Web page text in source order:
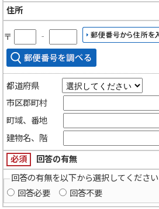
住所
〒 ‐
都道府県
市区郡町村
町域、番地
建物名、階
必須
回答の有無
回答の有無を以下から選択してください
回答必要
回答不要